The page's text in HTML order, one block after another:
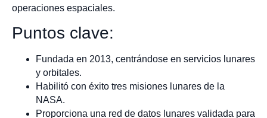
operaciones espaciales.
Puntos clave:
Fundada en 2013, centrándose en servicios lunares
y orbitales.
Habilitó con éxito tres misiones lunares de la
NASA.
Proporciona una red de datos lunares validada para